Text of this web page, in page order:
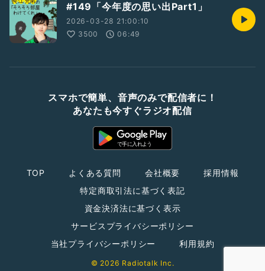
#149「今年度の思い出Part1」
2026-03-28 21:00:10
3500
06:49
スマホで簡単、音声のみで配信者に！
あなたも今すぐラジオ配信
TOP よくある質問 会社概要
採用情報
特定商取引法に基づく表記
資金決済法に基づく表示
サービスプライバシーポリシー
当社プライバシーポリシー
利用規約
© 2026 Radiotalk Inc.